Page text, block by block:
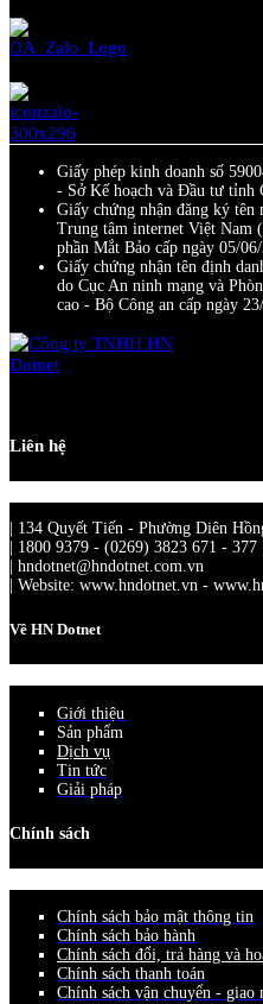
Giấy phép kinh doanh số
- Sở Kế hoạch và Đầu tư tỉnh
Giấy chứng nhận đăng ký
Trung tâm internet Việt Nam
phần Mắt Bảo cấp ngày 05/
Giấy chứng nhận tên định
do Cục An ninh mạng và
cao - Bộ Công an cấp ngày
Liên hệ
| 134 Quyết Tiến - Phường Diên
| 1800 9379 - (0269) 3823 671 - 377
| hndotnet@hndotnet.com.vn
| Website: www.hndotnet.vn -
Về HN Dotnet
Giới thiệu
Sản phẩm
Dịch vụ
Tin tức
Giải pháp
Chính sách
Chính sách bảo mật thông tin
Chính sách bảo hành
Chính sách đổi, trả hàng và
Chính sách thanh toán
Chính sách vận chuyển - giao